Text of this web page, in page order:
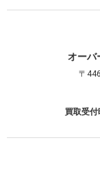
オーバ
〒
買取受付